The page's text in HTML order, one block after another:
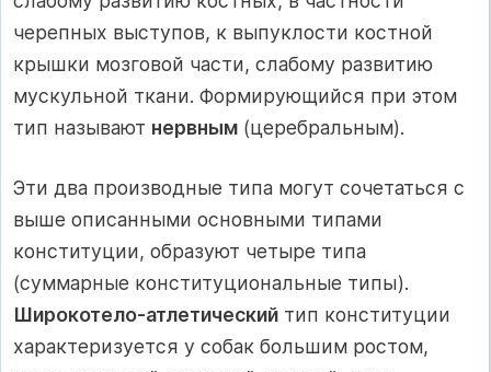
черепных выступов, к выпуклости костной
крышки мозговой части, слабому развитию
мускульной ткани. Формирующийся при этом
тип называют нервным (церебральным).
Эти два производные типа могут сочетаться с
выше описанными основными типами
конституции, образуют четыре типа
(суммарные конституциональные типы).
Широкотело-атлетический тип конституции
характеризуется у собак большим ростом,